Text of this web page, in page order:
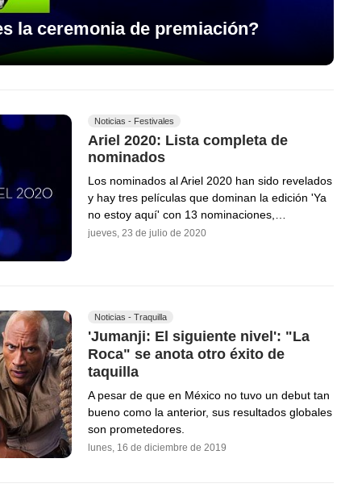
la ceremonia de premiación?
Noticias - Festivales
Ariel 2020: Lista completa de
nominados
Los nominados al Ariel 2020 han sido revelados
y hay tres películas que dominan la edición 'Ya
no estoy aquí' con 13 nominaciones,…
jueves, 23 de julio de 2020
Noticias - Traquilla
'Jumanji: El siguiente nivel': "La
Roca" se anota otro éxito de
taquilla
A pesar de que en México no tuvo un debut tan
bueno como la anterior, sus resultados globales
son prometedores.
lunes, 16 de diciembre de 2019